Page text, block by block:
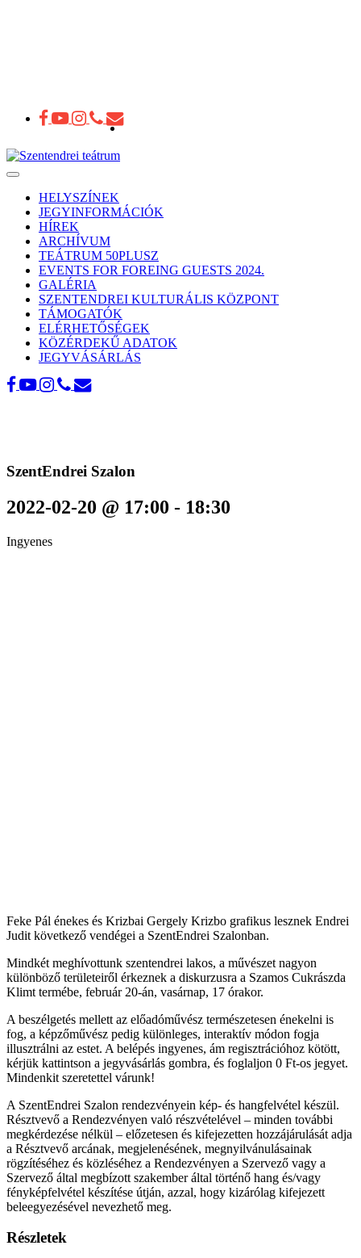
Toggle
navigationHELYSZÍNEK
JEGYINFORMÁCIÓK
HÍREK
ARCHÍVUM
TEÁTRUM 50PLUSZ
EVENTS FOR FOREING GUESTS 2024.
GALÉRIA
SZENTENDREI KULTURÁLIS KÖZPONT
TÁMOGATÓK
ELÉRHETŐSÉGEK
KÖZÉRDEKŰ ADATOK
JEGYVÁSÁRLÁS
SzentEndrei Szalon
2022-02-20 @ 17:00 - 18:30
Ingyenes
Feke Pál énekes és Krizbai Gergely Krizbo grafikus lesznek Endrei
Judit következő vendégei a SzentEndrei Szalonban.
Mindkét meghívottunk szentendrei lakos, a művészet nagyon
különböző területeiről érkeznek a diskurzusra a Szamos Cukrászda
Klimt termébe, február 20-án, vasárnap, 17 órakor.
A beszélgetés mellett az előadóművész természetesen énekelni is
fog, a képzőművész pedig különleges, interaktív módon fogja
illusztrálni az estet. A belépés ingyenes, ám regisztrációhoz kötött,
kérjük kattintson a jegyvásárlás gombra, és foglaljon 0 Ft-os jegyet.
Mindenkit szeretettel várunk!
A SzentEndrei Szalon rendezvényein kép- és hangfelvétel készül.
Résztvevő a Rendezvényen való részvételével – minden további
megkérdezése nélkül – előzetesen és kifejezetten hozzájárulását adja
a Résztvevő arcának, megjelenésének, megnyilvánulásainak
rögzítéséhez és közléséhez a Rendezvényen a Szervező vagy a
Szervező által megbízott szakember által történő hang és/vagy
fényképfelvétel készítése útján, azzal, hogy kizárólag kifejezett
beleegyezésével nevezhető meg.
Részletek